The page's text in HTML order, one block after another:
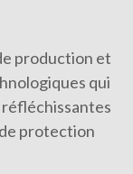
production et
qui
protection